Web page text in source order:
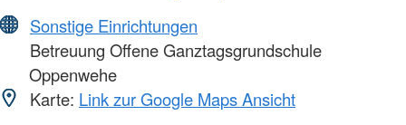
Sonstige Einrichtungen
Betreuung Offene Ganztagsgrundschule
Oppenwehe
Karte: Link zur Google Maps Ansicht